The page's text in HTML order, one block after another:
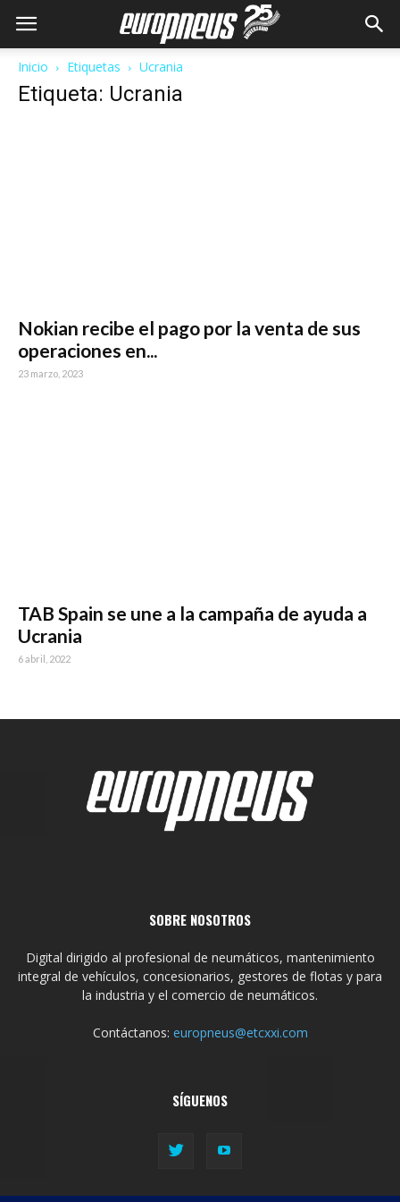
Inicio Etiquetas Ucrania
Etiqueta: Ucrania
Nokian recibe el pago por la venta de sus
operaciones en...
23 marzo, 2023
TAB Spain se une a la campaña de ayuda a
Ucrania
6 abril, 2022
SOBRE NOSOTROS
Digital dirigido al profesional de neumáticos, mantenimiento
integral de vehículos, concesionarios, gestores de flotas y para
la industria y el comercio de neumáticos.
Contáctanos: europneus@etcxxi.com
SÍGUENOS